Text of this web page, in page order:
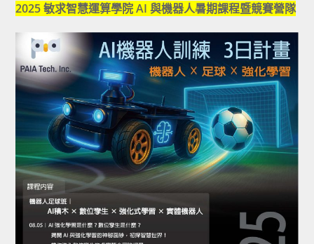
2025 敏求智慧運算學院 AI 與機器人暑期課程暨競賽營隊